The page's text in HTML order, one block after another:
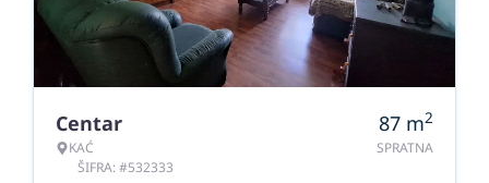
Centar
KAĆ
ŠIFRA: #532333
87 m2
SPRATNA